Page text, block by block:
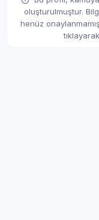
oluşturulmuştur.
henüz